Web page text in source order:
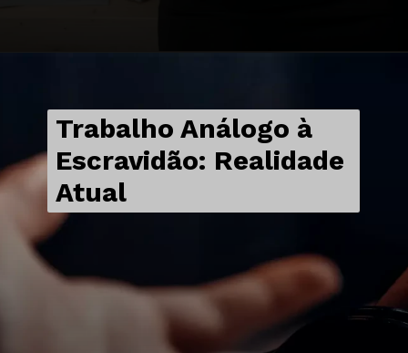
Trabalho Análogo à
Escravidão: Realidade
Atual